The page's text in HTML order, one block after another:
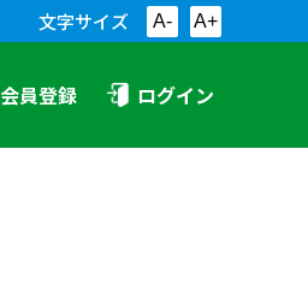
文字サイズ A- A+
会員登録 ログイン